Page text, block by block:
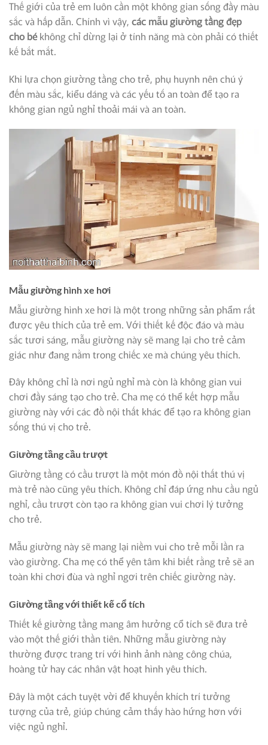
Thế giới của trẻ em luôn cần một không gian sống đầy màu
sắc và hấp dẫn. Chính vì vậy, các mẫu giường tầngđẹp
cho békhông chỉ dừng lại ở tính năng mà còn phải có thiết
kế bắt mắt.
Khi lựa chọn giường tầng cho trẻ, phụ huynh nên chú ý
đến màu sắc, kiểu dáng và các yếu tố an toàn để tạo ra
không gian ngủ nghỉ thoải mái và an toàn.
Mẫu giường hình xe hơi
Mẫu giường hình xe hơi là một trong những sản phẩm rất
được yêu thích của trẻ em. Với thiết kế độc đáo và màu
sắc tươi sáng, mẫu giường này sẽ mang lại cho trẻ cảm
giác như đang nằm trong chiếc xe mà chúng yêu thích.
Đây không chỉ là nơi ngủ nghỉ mà còn là không gian vui
chơi đầy sáng tạo cho trẻ. Cha mẹ có thể kết hợp mẫu
giường này với các đồ nội thất khác để tạo ra không gian
sống thú vị cho trẻ.
Giường tầng cầu trượt
Giường tầng có cầu trượt là một món đồ nội thất thú vị
mà trẻ nào cũng yêu thích. Không chỉ đáp ứng nhu cầu ngủ
nghỉ, cầu trượt còn tạo ra không gian vui chơi lý tưởng
cho trẻ.
Mẫu giường này sẽ mang lại niềm vui cho trẻ mỗi lần ra
vào giường. Cha mẹ có thể yên tâm khi biết rằng trẻ sẽ an
toàn khi chơi đùa và nghỉ ngơi trên chiếc giường này.
Giường tầng với thiết kế cổ tích
Thiết kế giường tầng mang âm hưởng cổ tích sẽ đưa trẻ
vào một thế giới thần tiên. Những mẫu giường này
thường được trang trí với hình ảnh nàng công chúa,
hoàng tử hay các nhân vật hoạt hình yêu thích.
Đây là một cách tuyệt vời để khuyến khích trí tưởng
tượng của trẻ, giúp chúng cảm thấy hào hứng hơn với
việc ngủ nghỉ.